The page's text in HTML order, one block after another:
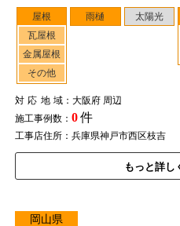
屋根
瓦屋根
金属屋根
その他
雨樋 太陽光
対応地域：大阪府 周辺
施工事例数： 0件
工事店住所：兵庫県神戸市西区枝吉
もっと詳し
岡山県